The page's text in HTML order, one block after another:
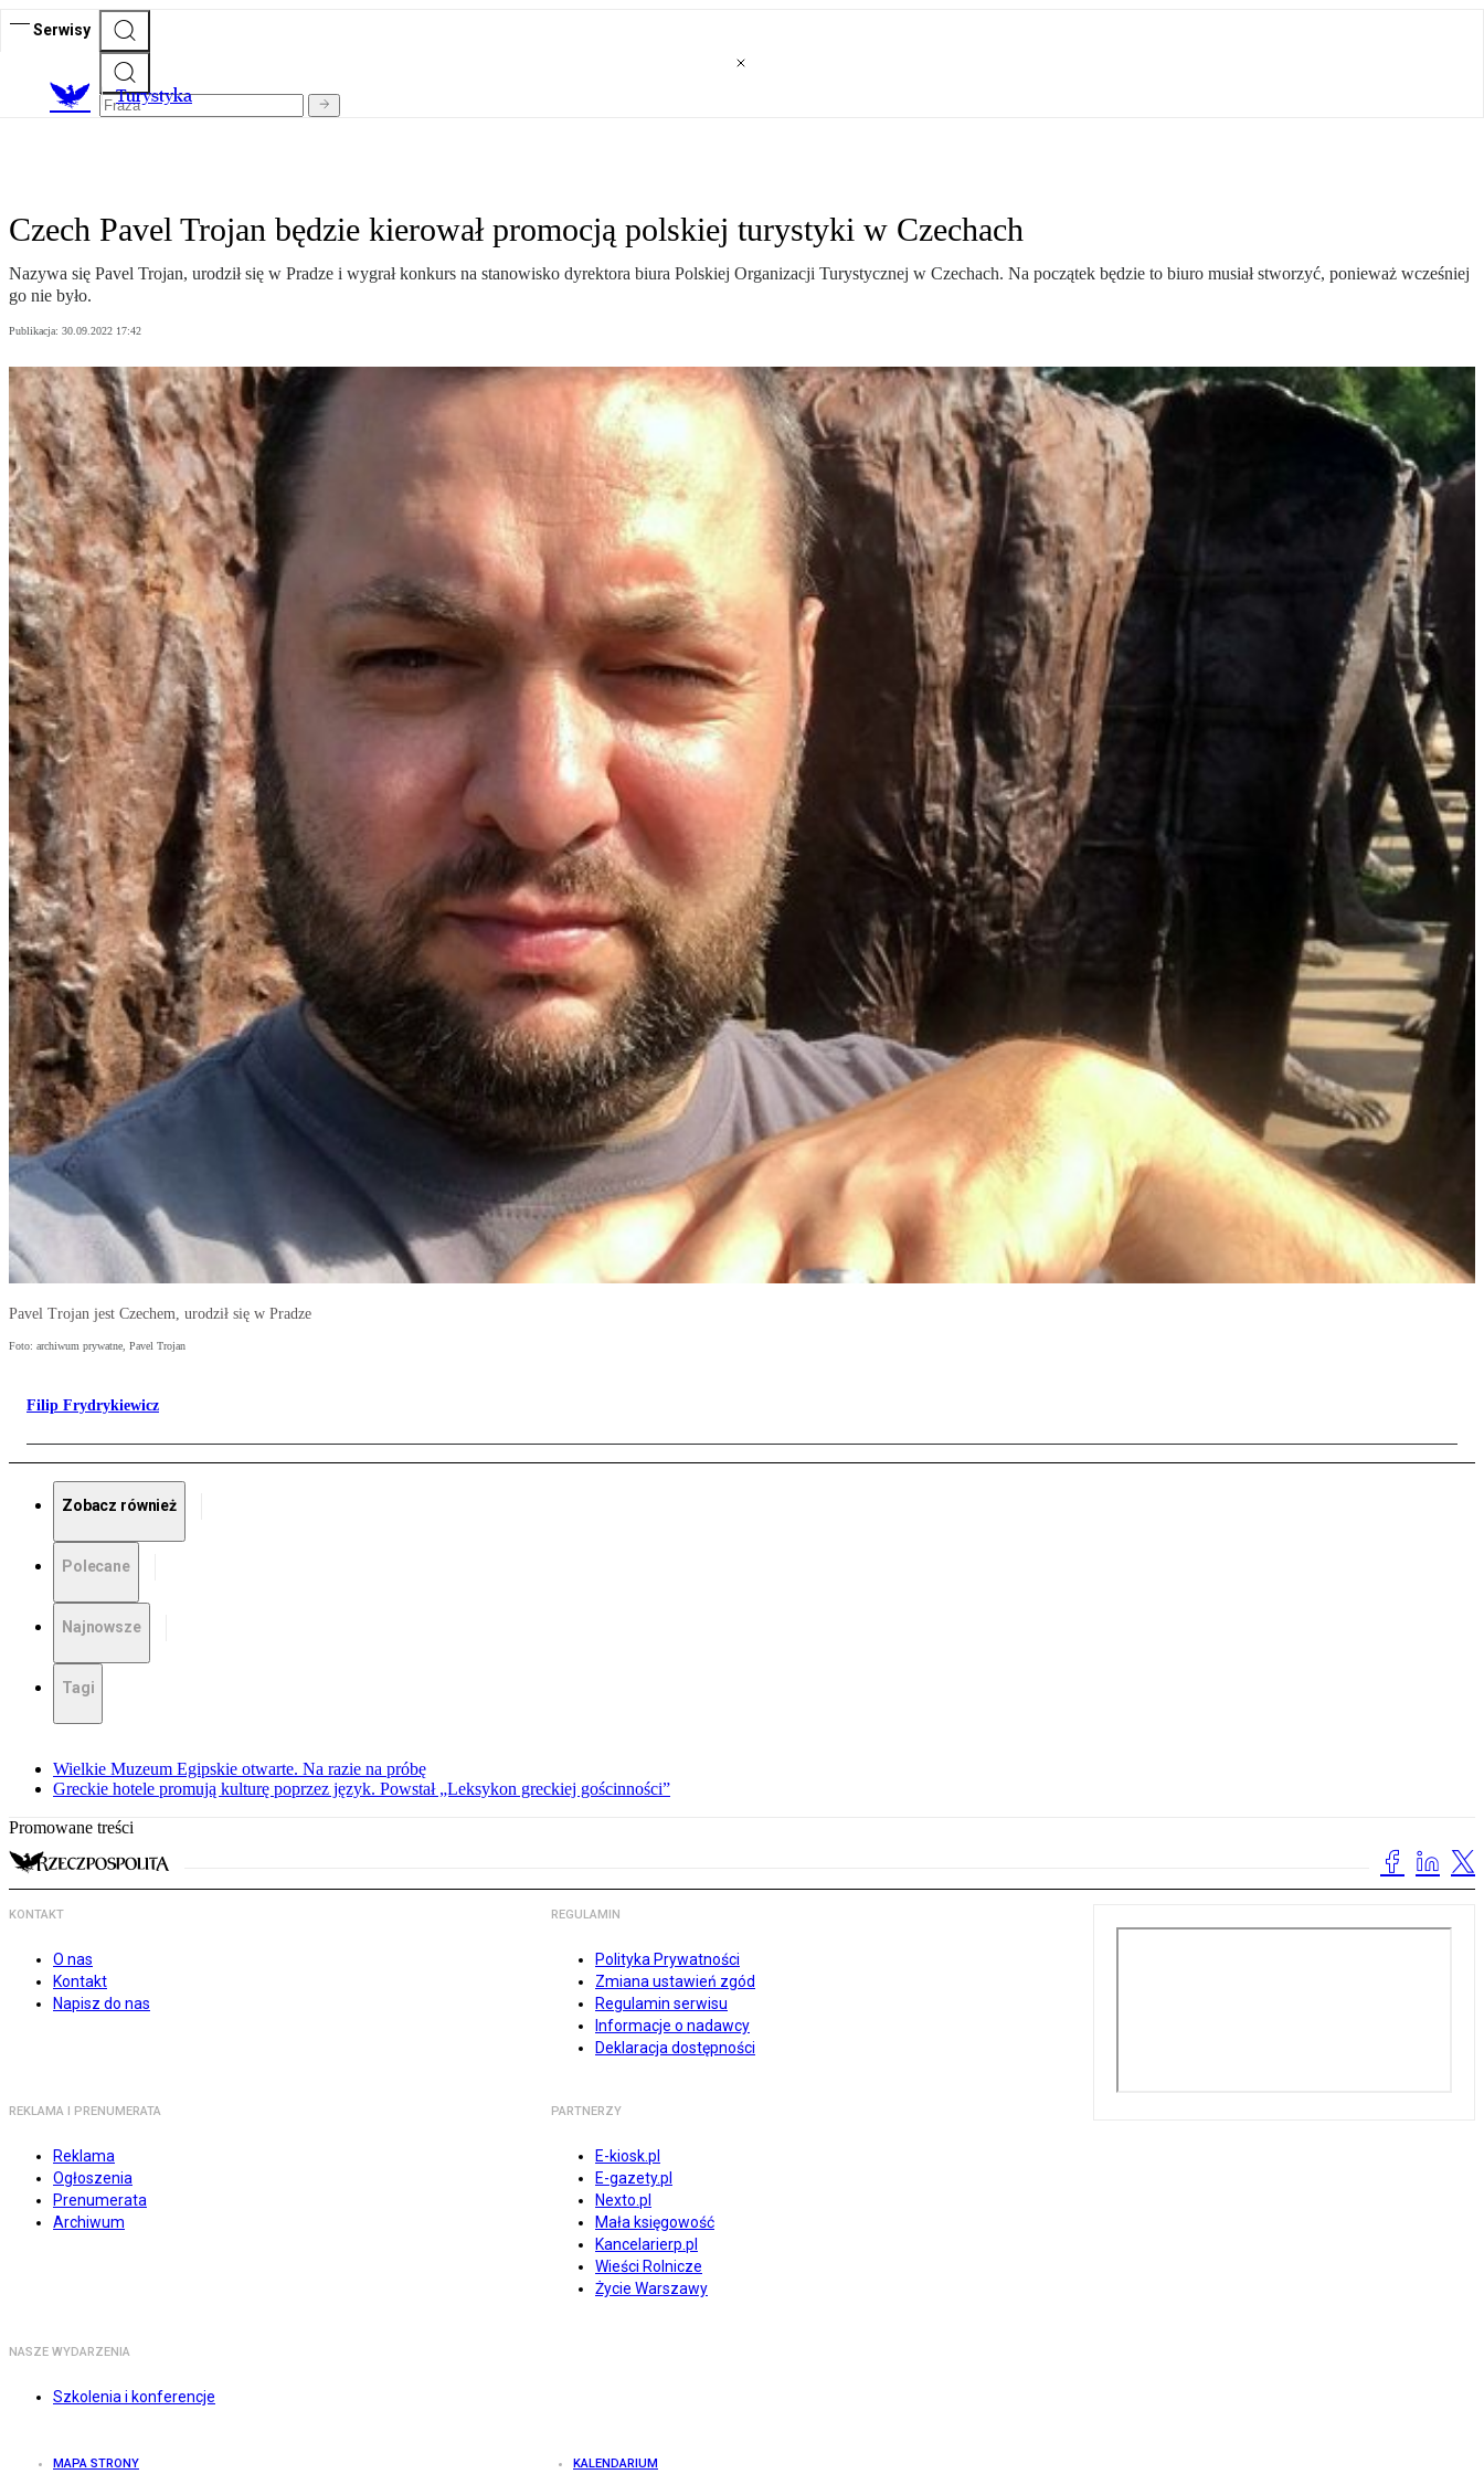
Serwisy
Turystyka
Czech Pavel Trojan będzie kierował promocją polskiej turystyki w Czechach
Nazywa się Pavel Trojan, urodził się w Pradze i wygrał konkurs na stanowisko dyrektora biura Polskiej Organizacji Turystycznej w Czechach. Na początek będzie to biuro musiał stworzyć, ponieważ wcześniej
go nie było.
Publikacja: 30.09.2022 17:42
Pavel Trojan jest Czechem, urodził się w Pradze
Foto: archiwum prywatne, Pavel Trojan
Filip Frydrykiewicz
Zobacz również
Polecane
Najnowsze
Tagi
Wielkie Muzeum Egipskie otwarte. Na razie na próbę
Greckie hotele promują kulturę poprzez język. Powstał „Leksykon greckiej gościnności”
Promowane treści
KONTAKT
O nas
Kontakt
Napisz do nas
REGULAMIN
Polityka Prywatności
Zmiana ustawień zgód
Regulamin serwisu
Informacje o nadawcy
Deklaracja dostępności
REKLAMA I PRENUMERATA
Reklama
Ogłoszenia
Prenumerata
Archiwum
PARTNERZY
E-kiosk.pl
E-gazety.pl
Nexto.pl
Mała księgowość
Kancelarierp.pl
Wieści Rolnicze
Życie Warszawy
NASZE WYDARZENIA
Szkolenia i konferencje
MAPA STRONY KALENDARIUM